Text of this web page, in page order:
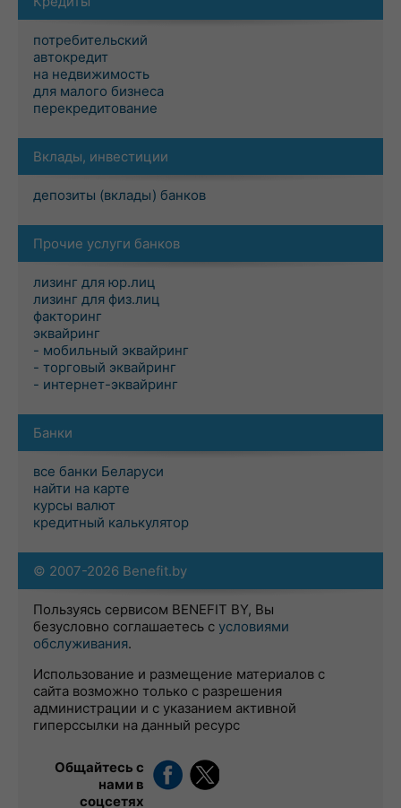
потребительский
автокредит
на недвижимость
для малого бизнеса
перекредитование
Вклады, инвестиции
депозиты (вклады) банков
Прочие услуги банков
лизинг для юр.лиц
лизинг для физ.лиц
факторинг
эквайринг
- мобильный эквайринг
- торговый эквайринг
- интернет-эквайринг
Банки
все банки Беларуси
найти на карте
курсы валют
кредитный калькулятор
© 2007-2026 Benefit.by
Пользуясь сервисом BENEFIT BY, Вы
безусловно соглашаетесь с условиями
обслуживания.
Использование и размещение материалов с
сайта возможно только с разрешения
администрации и с указанием активной
гиперссылки на данный ресурс
Общайтесь с
нами в
соцсетях